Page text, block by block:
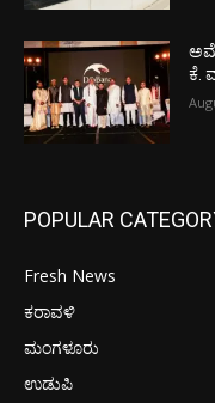
ಕೆ.
POPULAR
Fresh News
ಕರಾವಳಿ
ಮಂಗಳೂರು
ಉಡುಪಿ